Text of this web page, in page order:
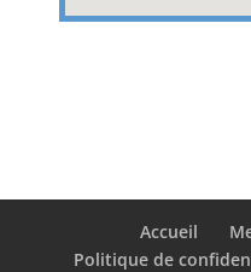
Accueil
Politique de